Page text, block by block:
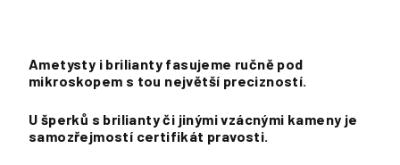
Ametysty i brilianty fasujeme ručně pod
mikroskopem s tou největší precizností.
U šperků s brilianty či jinými vzácnými kameny je
samozřejmostí certifikát pravosti.